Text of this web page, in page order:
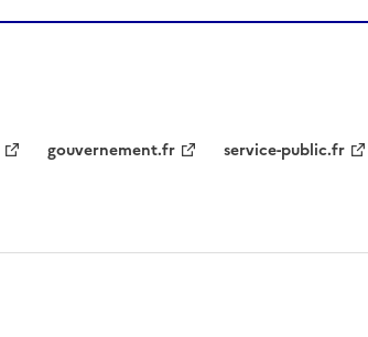
gouvernement.fr service-public.fr